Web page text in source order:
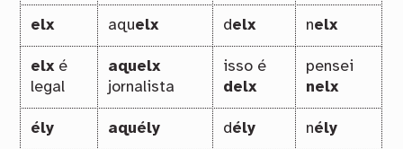
elx aquelx delx nelx
elxé
legal
aquelx
jornalista
isso é
delx
pensei
nelx
ély aquély dély nély